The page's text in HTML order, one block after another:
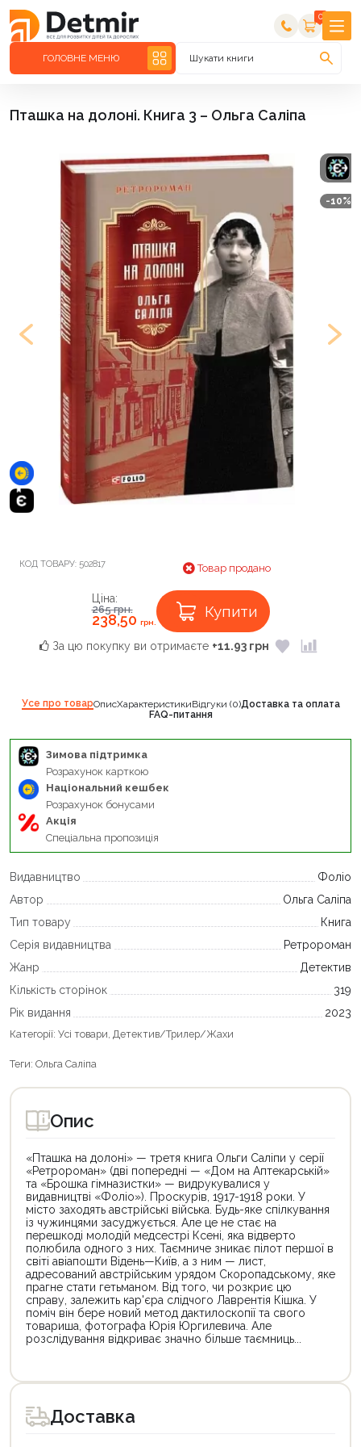
0
ГОЛОВНЕ МЕНЮ Шукати книги
Пташка на долоні. Книга 3 – Ольга Саліпа
-10%
КОД ТОВАРУ: 502817 Товар продано
Ціна:
265грн.
238,50 грн.
Купити
За цю покупку ви отримаєте +11.93 грн
Усе про товарОписХарактеристикиВідгуки (0)Доставка та оплата
FAQ-питання
Зимова підтримка
Розрахунок карткою
Національний кешбек
Розрахунок бонусами
Акція
Спеціальна пропозиція
Видавництво
Фоліо
Автор
Ольга Саліпа
Тип товару
Книга
Серія видавництва
Ретророман
Жанр
Детектив
Кількість сторінок
319
Рік видання
2023
Категорії: Усі товари, Детектив/Трилер/Жахи
Теги: Ольга Саліпа
Опис
«Пташка на долоні» — третя книга Ольги Саліпи у серії
«Ретророман» (дві попередні — «Дом на Аптекарській»
та «Брошка гімназистки» — видрукувалися у
видавництві «Фоліо»). Проскурів, 1917-1918 роки. У
місто заходять австрійські війська. Будь-яке спілкування
із чужинцями засуджується. Але це не стає на
перешкоді молодій медсестрі Ксені, яка відверто
полюбила одного з них. Таємниче зникає пілот першої в
світі авіапошти Відень—Київ, а з ним — лист,
адресований австрійським урядом Скоропадському, яке
прагне стати гетьманом. Від того, чи розкриє цю
справу, залежить кар'єра слідчого Лаврентія Кішка. У
поміч він бере новий метод дактилоскопії та свого
товариша, фотографа Юрія Юргилевича. Але
розслідування відкриває значно більше таємниць...
товар
для
покупки
товар
для
покупкиДоставка